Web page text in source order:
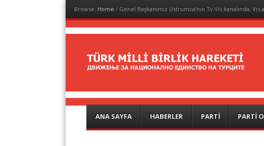
Browse: Home / Genel Başkanımız Ustrumca’nın Tv Vis kanalında,
Türk Milli Birlik
Hareketi
Menu
ANA SAYFA HABERLER PARTI PARTİ